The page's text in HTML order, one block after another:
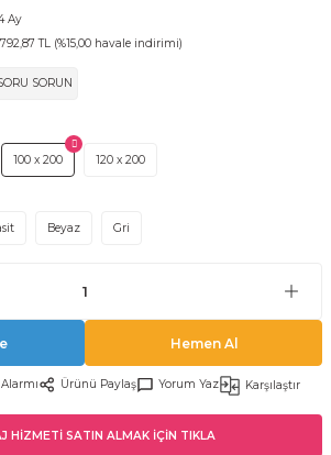
Ay
TL (%15,00 havale indirimi)
SORUN
100 x 200 120 x 200
Beyaz Gri
Hemen Al
Ürünü Paylaş Yorum Yaz Karşılaştır
HİZMETİ SATIN ALMAK İÇİN TIKLA